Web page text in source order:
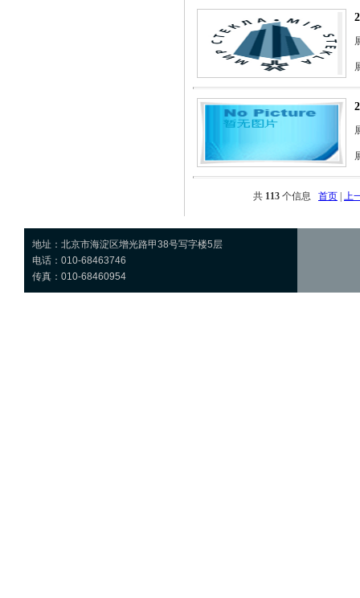
共 113 个信息 首页 上
地址：北京市海淀区增光路甲38号写字楼5层
电话：010-68463746
传真：010-68460954